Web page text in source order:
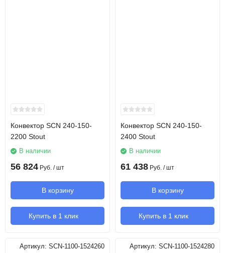
Конвектор SCN 240-150-
2200 Stout
В наличии
56 824 Руб. / шт
В корзину
Купить в 1 клик
Конвектор SCN 240-150-
2400 Stout
В наличии
61 438 Руб. / шт
В корзину
Купить в 1 клик
Артикул: SCN-1100-1524260 Артикул: SCN-1100-1524280